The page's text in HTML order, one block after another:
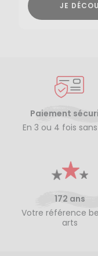
JE
Paiement
En 3 ou 4 fois
172 ans
Votre référence
arts